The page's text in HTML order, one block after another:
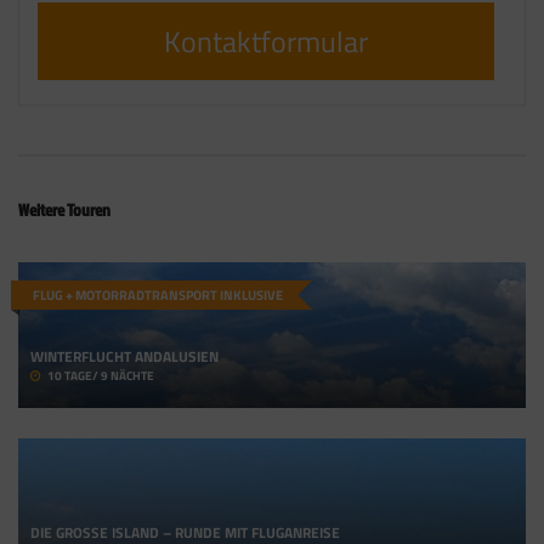
Kontaktformular
Weitere Touren
FLUG + MOTORRADTRANSPORT INKLUSIVE
WINTERFLUCHT ANDALUSIEN
10 TAGE/ 9 NÄCHTE
DIE GROSSE ISLAND – RUNDE MIT FLUGANREISE